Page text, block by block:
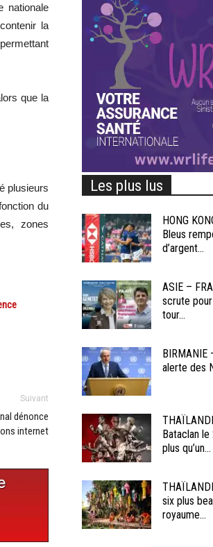
nationale
la
que la
plusieurs
du
zones
Suivant
dénonce
internet
Les plus lus
HONG
Bleus
d’argent...
ASIE –
scrute
tour...
BIRMANIE
alerte des
Bataclan
plus qu’un...
six plus
royaume...